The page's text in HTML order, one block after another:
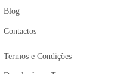
Blog
Contactos
Termos e Condições